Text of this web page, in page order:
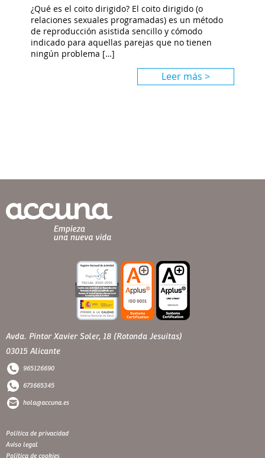
¿Qué es el coito dirigido? El coito dirigido (o
relaciones sexuales programadas) es un método
de reproducción asistida sencillo y cómodo
indicado para aquellas parejas que no tienen
ningún problema […]
Leer más >
Avda. Pintor Xavier Soler, 18 (Rotonda Jesuitas)
03015 Alicante
965126690
673665345
hola@accuna.es
Política de privacidad
Aviso legal
Política de cookies